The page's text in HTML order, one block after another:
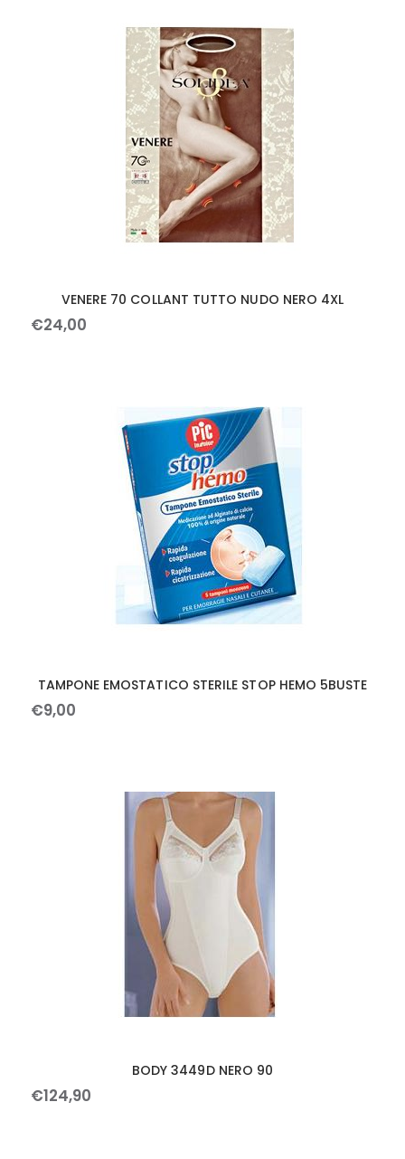
VENERE 70 COLLANT TUTTO NUDO NERO 4XL
€24,00
TAMPONE EMOSTATICO STERILE STOP HEMO 5BUSTE
€9,00
BODY 3449D NERO 90
€124,90